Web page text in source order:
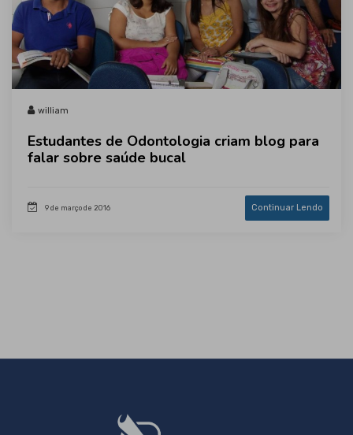
william
Estudantes de Odontologia criam blog para
falar sobre saúde bucal
9 de março de 2016 Continuar Lendo